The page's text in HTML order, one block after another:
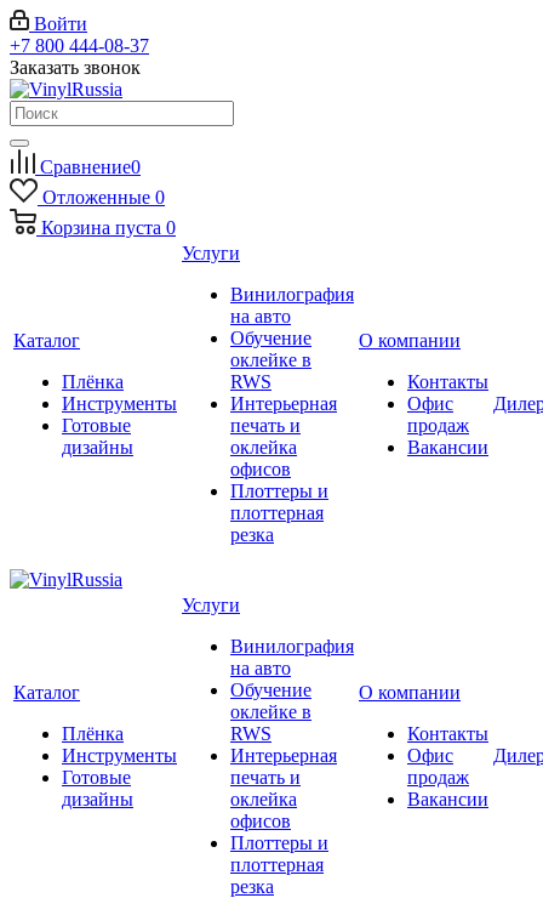
Войти
+7 800 444-08-37
Заказать звонок
Сравнение0
Отложенные 0
Корзина пуста 0
Каталог
Плёнка
Инструменты
Готовые
дизайны
Услуги
Винилография
на авто
Обучение
оклейке в
RWS
Интерьерная
печать и
оклейка
офисов
Плоттеры и
плоттерная
резка
О компании
Контакты
Офис
продаж
Вакансии
Каталог
Плёнка
Инструменты
Готовые
дизайны
Услуги
Винилография
на авто
Обучение
оклейке в
RWS
Интерьерная
печать и
оклейка
офисов
Плоттеры и
плоттерная
резка
О компании
Контакты
Офис
продаж
Вакансии